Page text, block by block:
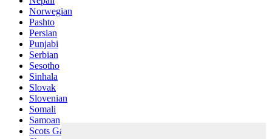
Norwegian
Pashto
Persian
Punjabi
Serbian
Sesotho
Sinhala
Slovak
Slovenian
Somali
Samoan
Scots Gaelic